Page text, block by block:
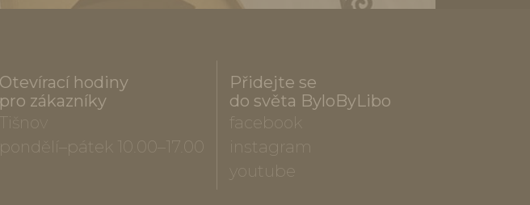
Otevírací hodiny
pro zákazníky
Tišnov
pondělí–pátek 10.00–17.00
Přidejte se
do světa ByloByLibo
facebook
instagram
youtube